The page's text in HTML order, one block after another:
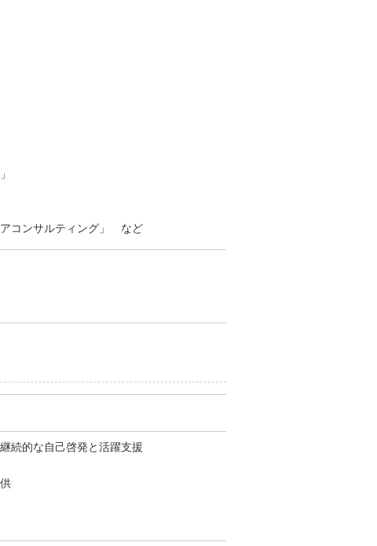
アコンサルティング」 など
続的な自己啓発と活躍支援